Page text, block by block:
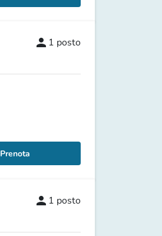
person 1 posto
Prenota
person 1 posto